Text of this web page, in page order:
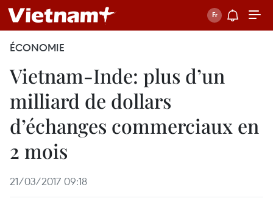
ÉCONOMIE
Vietnam-Inde: plus d’un
milliard de dollars
d’échanges commerciaux en
2 mois
21/03/2017 09:18